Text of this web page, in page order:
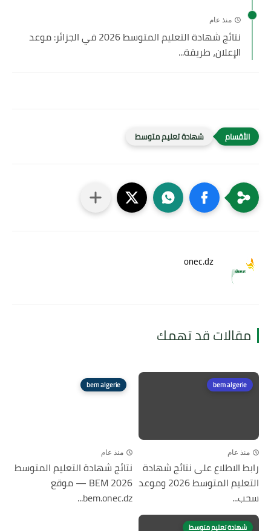
منذ عام
نتائج شهادة التعليم المتوسط 2026 في الجزائر: موعد
الإعلان، طريقة...
شهادة تعليم متوسط
onec.dz
مقالات قد تهمك
bem algerie
منذ عام
رابط الاطلاع على نتائج شهادة
التعليم المتوسط 2026 وموعد
سحب...
bem algerie
منذ عام
نتائج شهادة التعليم المتوسط
2026 BEM — موقع
bem.onec.dz...
شهادة تعليم متوسط